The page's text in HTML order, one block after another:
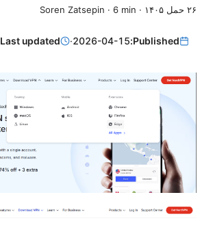
۲۶ حمل ۱۴۰۵ ·
Soren Zatsepin · 6 min
Published:
2026-04-15
·
Last updated: